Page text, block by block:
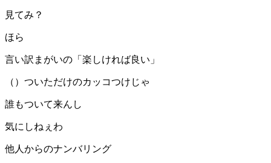
見てみ？
ほら
言い訳まがいの「楽しければ良い」
（）ついただけのカッコつけじゃ
誰もついて来んし
気にしねぇわ
他人からのナンバリング